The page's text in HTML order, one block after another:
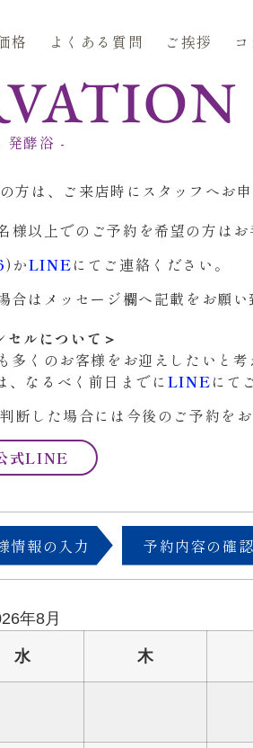
格 よくある質問 ご挨拶
発酵浴 -
は、ご来店時にスタッフへお申
様以上でのご予約を希望の方は
)かLINEにてご連絡ください。
はメッセージ欄へ記載をお願い
セルについて＞
くのお客様をお迎えしたいと考
、なるべく前日までにLINEにて
した場合には今後のご予約を
式LINE
情報の入力 予約内容の確認
年8月
水 木